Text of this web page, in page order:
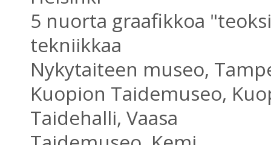
5 nuorta graafikkoa
tekniikkaa
Nykytaiteen museo,
Kuopion Taidemuseo,
Taidehalli, Vaasa